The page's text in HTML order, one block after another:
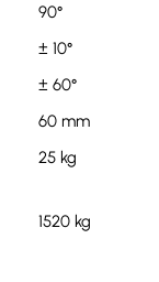
90°
± 10°
± 60°
60 mm
25 kg
1520 kg